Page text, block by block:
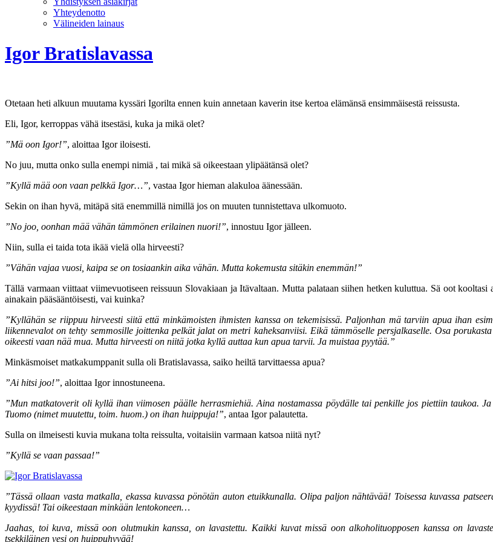
Yhteydenotto
Välineiden lainaus
Igor Bratislavassa
Otetaan heti alkuun muutama kyssäri Igorilta ennen kuin annetaan kaverin itse kertoa elämänsä ensimmäisestä reissusta.
Eli, Igor, kerroppas vähä itsestäsi, kuka ja mikä olet?
”Mä oon Igor!”, aloittaa Igor iloisesti.
No juu, mutta onko sulla enempi nimiä , tai mikä sä oikeestaan ylipäätänsä olet?
”Kyllä mää oon vaan pelkkä Igor…”, vastaa Igor hieman alakuloa äänessään.
Sekin on ihan hyvä, mitäpä sitä enemmillä nimillä jos on muuten tunnistettava ulkomuoto.
”No joo, oonhan mää vähän tämmönen erilainen nuori!”, innostuu Igor jälleen.
Niin, sulla ei taida tota ikää vielä olla hirveesti?
”Vähän vajaa vuosi, kaipa se on tosiaankin aika vähän. Mutta kokemusta sitäkin enemmän!”
Tällä varmaan viittaat viimevuotiseen reissuun Slovakiaan ja Itävaltaan. Mutta palataan siihen hetken kuluttua. Sä oot
ainakain pääsääntöisesti, vai kuinka?
”Kyllähän se riippuu hirveesti siitä että minkämoisten ihmisten kanssa on tekemisissä. Paljonhan mä tarviin apua ihan
liikennevalot on tehty semmosille joittenka pelkät jalat on metri kaheksanviisi. Eikä tämmöselle persjalkaselle. Osa
oikeesti vaan nää mua. Mutta hirveesti on niitä jotka kyllä auttaa kun apua tarvii. Ja muistaa pyytää.”
Minkäsmoiset matkakumppanit sulla oli Bratislavassa, saiko heiltä tarvittaessa apua?
”Ai hitsi joo!”, aloittaa Igor innostuneena.
”Mun matkatoverit oli kyllä ihan viimosen päälle herrasmiehiä. Aina nostamassa pöydälle tai penkille jos piettiin taukoa.
Tuomo (nimet muutettu, toim. huom.) on ihan huippuja!”, antaa Igor palautetta.
Sulla on ilmeisesti kuvia mukana tolta reissulta, voitaisiin varmaan katsoa niitä nyt?
”Kyllä se vaan passaa!”
”Tässä ollaan vasta matkalla, ekassa kuvassa pönötän auton etuikkunalla. Olipa paljon nähtävää! Toisessa kuvassa
kyydissä! Tai oikeestaan minkään lentokoneen…
Jaahas, toi kuva, missä oon olutmukin kanssa, on lavastettu. Kaikki kuvat missä oon alkoholituopposen kanssa on
tsekkiläinen vesi on huippuhyvää!